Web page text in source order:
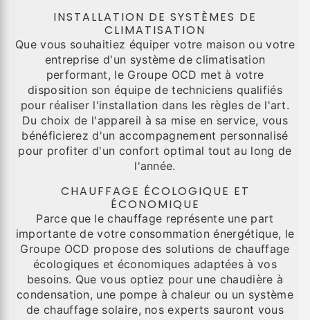
INSTALLATION DE SYSTÈMES DE
CLIMATISATION
Que vous souhaitiez équiper votre maison ou votre
entreprise d'un système de climatisation
performant, le Groupe OCD met à votre
disposition son équipe de techniciens qualifiés
pour réaliser l'installation dans les règles de l'art.
Du choix de l'appareil à sa mise en service, vous
bénéficierez d'un accompagnement personnalisé
pour profiter d'un confort optimal tout au long de
l'année.
CHAUFFAGE ÉCOLOGIQUE ET
ÉCONOMIQUE
Parce que le chauffage représente une part
importante de votre consommation énergétique, le
Groupe OCD propose des solutions de chauffage
écologiques et économiques adaptées à vos
besoins. Que vous optiez pour une chaudière à
condensation, une pompe à chaleur ou un système
de chauffage solaire, nos experts sauront vous